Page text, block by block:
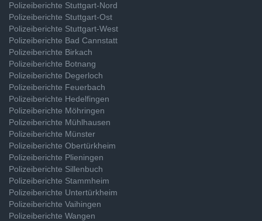
Polizeiberichte Stuttgart-Nord
Polizeiberichte Stuttgart-Ost
Polizeiberichte Stuttgart-West
Polizeiberichte Bad Cannstatt
Polizeiberichte Birkach
Polizeiberichte Botnang
Polizeiberichte Degerloch
Polizeiberichte Feuerbach
Polizeiberichte Hedelfingen
Polizeiberichte Möhringen
Polizeiberichte Mühlhausen
Polizeiberichte Münster
Polizeiberichte Obertürkheim
Polizeiberichte Plieningen
Polizeiberichte Sillenbuch
Polizeiberichte Stammheim
Polizeiberichte Untertürkheim
Polizeiberichte Vaihingen
Polizeiberichte Wangen